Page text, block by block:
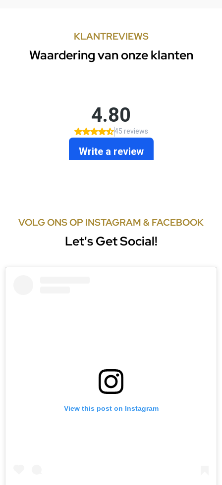
KLANTREVIEWS
Waardering van onze klanten
VOLG ONS OP INSTAGRAM & FACEBOOK
Let's Get Social!
View this post on Instagram